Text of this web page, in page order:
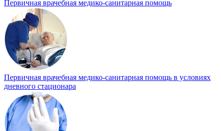
Первичная врачебная медико-санитарная помощь
Первичная врачебная медико-санитарная помощь в условиях
дневного стационара